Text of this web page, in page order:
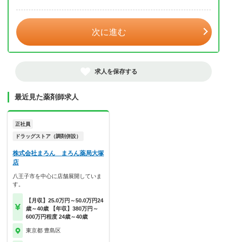
次に進む
求人を保存する
最近見た薬剤師求人
正社員
ドラッグストア（調剤併設）
株式会社まろん まろん薬局大塚
店
八王子市を中心に店舗展開していま
す。
【月収】25.0万円～50.0万円24
歳～40歳 【年収】380万円～
600万円程度 24歳～40歳
東京都 豊島区